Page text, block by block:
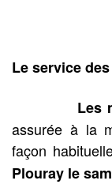
Le service
Les
assurée à la
façon
Plouray le